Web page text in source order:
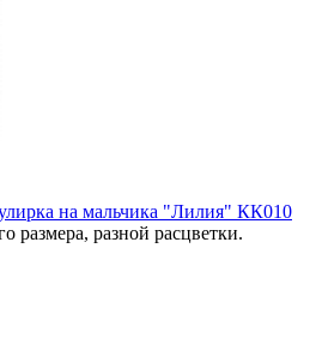
на мальчика "Лилия" КК010
размера, разной расцветки.